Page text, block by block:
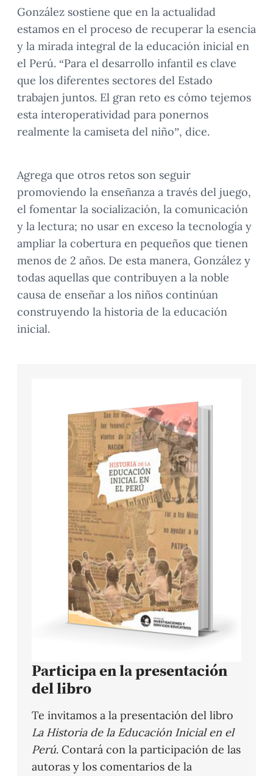
González sostiene que en la actualidad
estamos en el proceso de recuperar la esencia
y la mirada integral de la educación inicial en
el Perú. “Para el desarrollo infantil es clave
que los diferentes sectores del Estado
trabajen juntos. El gran reto es cómo tejemos
esta interoperatividad para ponernos
realmente la camiseta del niño”, dice.
Agrega que otros retos son seguir
promoviendo la enseñanza a través del juego,
el fomentar la socialización, la comunicación
y la lectura; no usar en exceso la tecnología y
ampliar la cobertura en pequeños que tienen
menos de 2 años. De esta manera, González y
todas aquellas que contribuyen a la noble
causa de enseñar a los niños continúan
construyendo la historia de la educación
inicial.
Participa en la presentación
del libro
Te invitamos a la presentación del libro
La Historia de la Educación Inicial en el
Perú. Contará con la participación de las
autoras y los comentarios de la